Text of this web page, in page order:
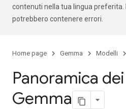
contenuti nella tua lingua preferita.
potrebbero contenere errori.
Home page Gemma Modelli
Panoramica
Gemma